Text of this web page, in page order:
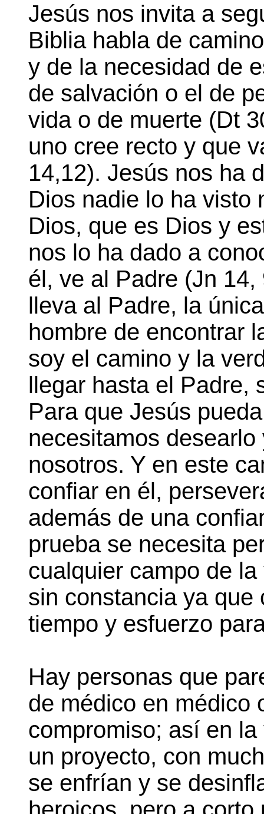
Jesús nos invita a
Biblia habla de
y de la necesidad de
de salvación o el de
vida o de muerte (Dt
uno cree recto y que
14,12). Jesús nos ha
Dios nadie lo ha visto
Dios, que es Dios y
nos lo ha dado a
él, ve al Padre (Jn
lleva al Padre, la
hombre de encontrar
soy el camino y la
llegar hasta el Padre,
Para que Jesús
necesitamos
nosotros. Y en este
confiar en él,
además de una
prueba se necesita
cualquier campo de
sin constancia ya que
tiempo y esfuerzo
Hay personas que
de médico en médico
compromiso; así en
un proyecto, con
se enfrían y se